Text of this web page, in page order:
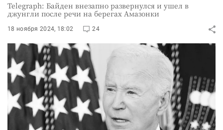
Telegraph: Байден внезапно развернулся и ушел в
джунгли после речи на берегах Амазонки
18 ноября 2024, 18:02 24